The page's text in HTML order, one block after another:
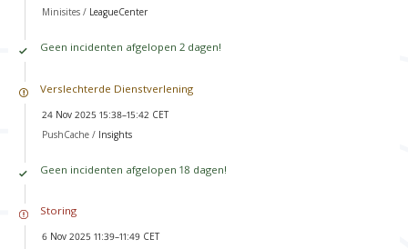
Minisites / LeagueCenter
Geen incidenten afgelopen 2 dagen!
Verslechterde Dienstverlening
24 Nov 2025 15:38–15:42 CET
PushCache / Insights
Geen incidenten afgelopen 18 dagen!
Storing
6 Nov 2025 11:39–11:49 CET